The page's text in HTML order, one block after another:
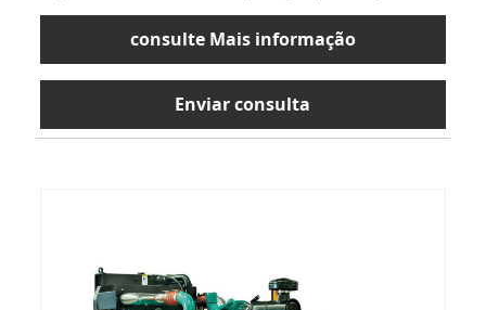
consulte Mais informação
Enviar consulta